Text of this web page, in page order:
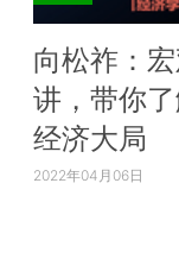
向松祚：
讲，带你
经济大局
2022年04月06日